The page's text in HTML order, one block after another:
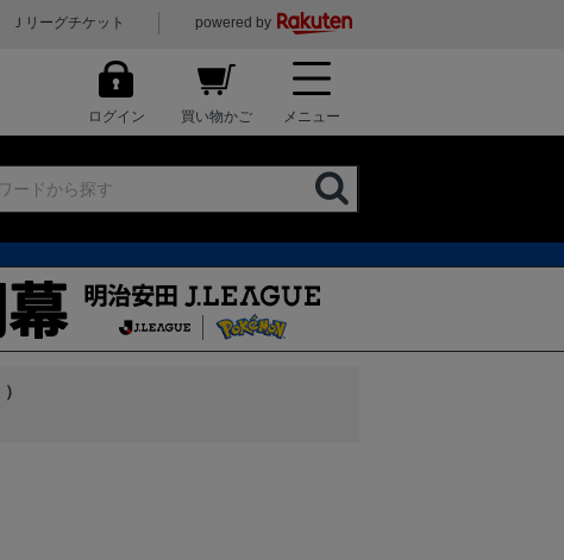
Ｊリーグチケット powered by
ログイン 買い物かご メニュー